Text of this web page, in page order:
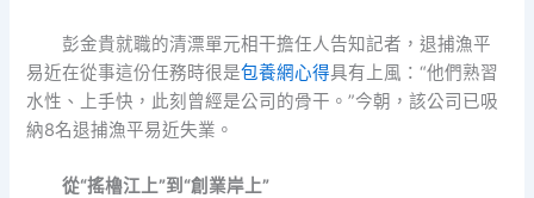
彭金貴就職的清漂單元相干擔任人告知記者，退捕漁平
易近在從事這份任務時很是包養網心得具有上風：“他們熟習
水性、上手快，此刻曾經是公司的骨干。”今朝，該公司已吸
納8名退捕漁平易近失業。
從“搖櫓江上”到“創業岸上”